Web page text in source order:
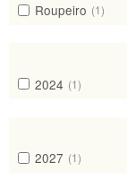
Roupeiro (1)
2024 (1)
2027 (1)